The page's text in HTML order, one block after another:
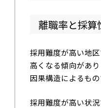
離職率と採算
採用難度が高い地
高くなる傾向があ
因果構造によるもの
採用難度が高い状